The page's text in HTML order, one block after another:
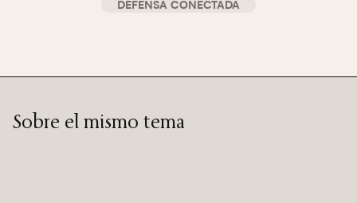
DEFENSA CONECTADA
Sobre el mismo tema